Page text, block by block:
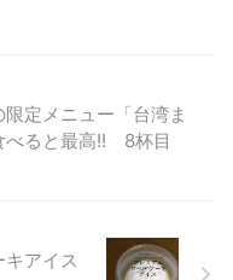
定メニュー「台湾ま
べると最高!! 8杯目
アイス